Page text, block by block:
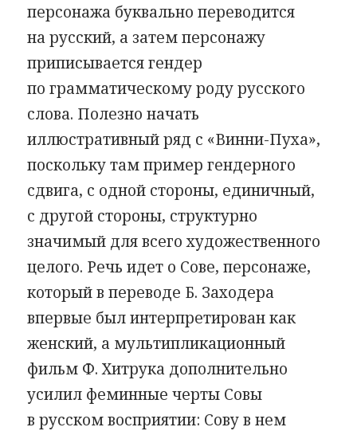
персонажа буквально переводится
на русский, а затем персонажу
приписывается гендер
по грамматическому роду русского
слова. Полезно начать
иллюстративный ряд с «Винни-Пуха»,
поскольку там пример гендерного
сдвига, с одной стороны, единичный,
с другой стороны, структурно
значимый для всего художественного
целого. Речь идет о Сове, персонаже,
который в переводе Б. Заходера
впервые был интерпретирован как
женский, а мультипликационный
фильм Ф. Хитрука дополнительно
усилил феминные черты Совы
в русском восприятии: Сову в нем